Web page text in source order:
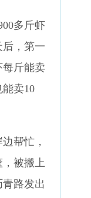
多斤虾
后，第一
每斤能卖
卖10
帮忙，
被搬上
路发出